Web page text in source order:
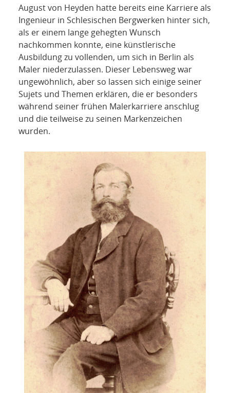
August von Heyden hatte bereits eine Karriere als
Ingenieur in Schlesischen Bergwerken hinter sich,
als er einem lange gehegten Wunsch
nachkommen konnte, eine künstlerische
Ausbildung zu vollenden, um sich in Berlin als
Maler niederzulassen. Dieser Lebensweg war
ungewöhnlich, aber so lassen sich einige seiner
Sujets und Themen erklären, die er besonders
während seiner frühen Malerkarriere anschlug
und die teilweise zu seinen Markenzeichen
wurden.